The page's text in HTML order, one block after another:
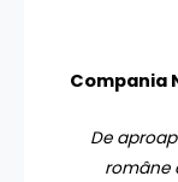
Compania
De
române